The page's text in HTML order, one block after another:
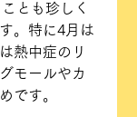
とも珍しく
。特に4月は
熱中症のリ
モールやカ
です。